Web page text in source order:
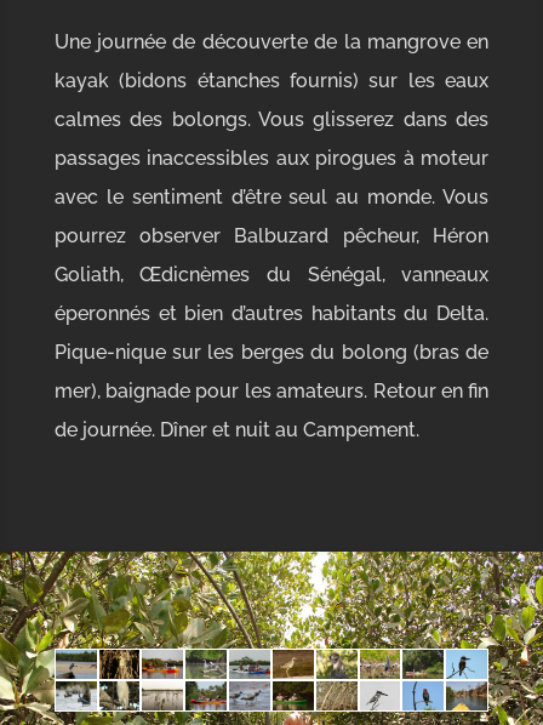
Une journée de découverte de la mangrove en
kayak (bidons étanches fournis) sur les eaux
calmes des bolongs. Vous glisserez dans des
passages inaccessibles aux pirogues à moteur
avec le sentiment d’être seul au monde. Vous
pourrez observer Balbuzard pêcheur, Héron
Goliath, Œdicnèmes du Sénégal, vanneaux
éperonnés et bien d’autres habitants du Delta.
Pique-nique sur les berges du bolong (bras de
mer), baignade pour les amateurs. Retour en fin
de journée. Dîner et nuit au Campement.